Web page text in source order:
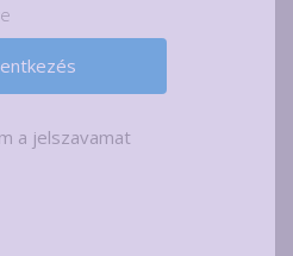
a jelszavamat